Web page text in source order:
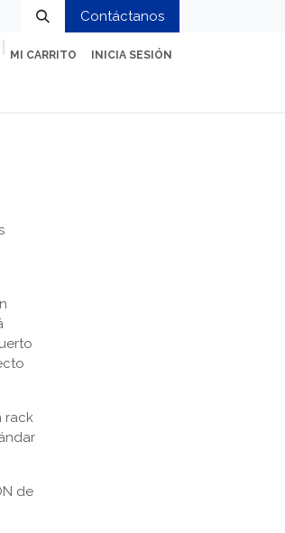
Contáctanos
MI CARRITO INICIA SESIÓN
rack
de